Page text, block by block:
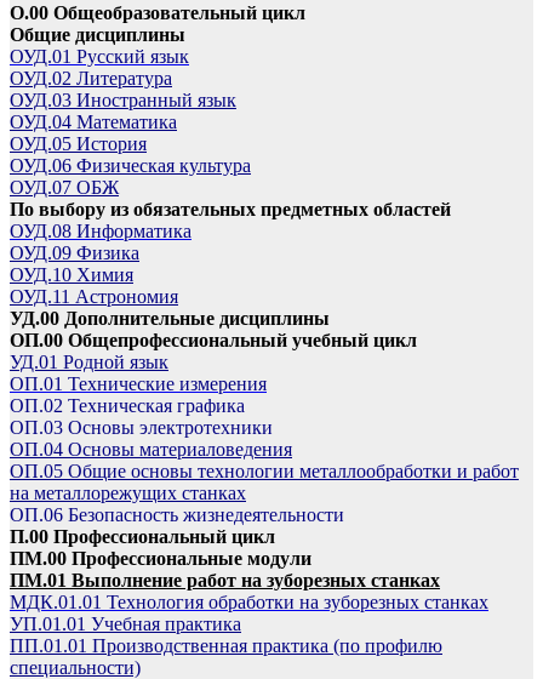
О.00 Общеобразовательный цикл
Общие дисциплины
ОУД.01 Русский язык
ОУД.02 Литература
ОУД.03 Иностранный язык
ОУД.04 Математика
ОУД.05 История
ОУД.06 Физическая культура
ОУД.07 ОБЖ
По выбору из обязательных предметных областей
ОУД.08 Информатика
ОУД.09 Физика
ОУД.10 Химия
ОУД.11 Астрономия
УД.00 Дополнительные дисциплины
ОП.00 Общепрофессиональный учебный цикл
УД.01 Родной язык
ОП.01 Технические измерения
ОП.02 Техническая графика
ОП.03 Основы электротехники
ОП.04 Основы материаловедения
ОП.05 Общие основы технологии металлообработки и работ
на металлорежущих станках
ОП.06 Безопасность жизнедеятельности
П.00 Профессиональный цикл
ПМ.00 Профессиональные модули
ПМ.01 Выполнение работ на зуборезных станках
МДК.01.01 Технология обработки на зуборезных станках
УП.01.01 Учебная практика
ПП.01.01 Производственная практика (по профилю
специальности)